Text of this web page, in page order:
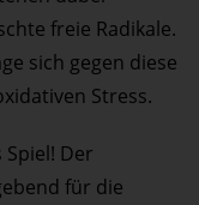
freie Radikale.
sich gegen diese
Stress.
Der
für die